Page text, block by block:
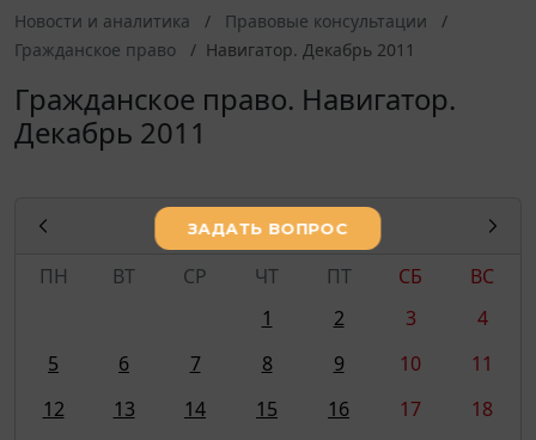
Новости и аналитика
Правовые консультации
Гражданское право
Навигатор. Декабрь 2011
Гражданское право. Навигатор.
Декабрь 2011
ДЕКАБРЬ
2011
ПН
ВТ СР ЧТ ПТ СБ
ВС
1
2 3
4
5
6 7 8 9 10
11
12
13 14 15 16 17
18